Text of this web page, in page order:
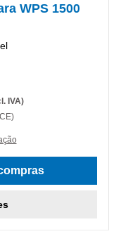
WPS 1500
IVA)